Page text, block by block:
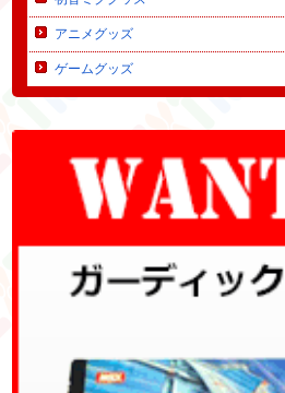
アニメグッズ
ゲームグッズ